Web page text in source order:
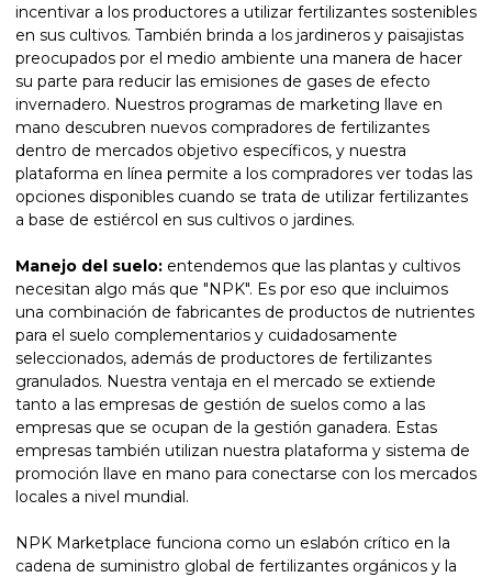
incentivar a los productores a utilizar fertilizantes sostenibles
en sus cultivos. También brinda a los jardineros y paisajistas
preocupados por el medio ambiente una manera de hacer
su parte para reducir las emisiones de gases de efecto
invernadero. Nuestros programas de marketing llave en
mano descubren nuevos compradores de fertilizantes
dentro de mercados objetivo específicos, y nuestra
plataforma en línea permite a los compradores ver todas las
opciones disponibles cuando se trata de utilizar fertilizantes
a base de estiércol en sus cultivos o jardines.
Manejo del suelo: entendemos que las plantas y cultivos
necesitan algo más que "NPK". Es por eso que incluimos
una combinación de fabricantes de productos de nutrientes
para el suelo complementarios y cuidadosamente
seleccionados, además de productores de fertilizantes
granulados. Nuestra ventaja en el mercado se extiende
tanto a las empresas de gestión de suelos como a las
empresas que se ocupan de la gestión ganadera. Estas
empresas también utilizan nuestra plataforma y sistema de
promoción llave en mano para conectarse con los mercados
locales a nivel mundial.
NPK Marketplace funciona como un eslabón crítico en la
cadena de suministro global de fertilizantes orgánicos y la